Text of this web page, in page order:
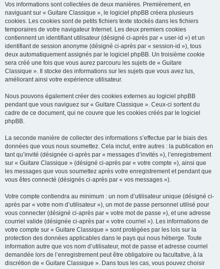
Vos informations sont collectées de deux manières. Premièrement, en
naviguant sur « Guitare Classique », le logiciel phpBB créera plusieurs
cookies. Les cookies sont de petits fichiers texte stockés dans les fichiers
temporaires de votre navigateur Internet. Les deux premiers cookies
contiennent un identifiant utilisateur (désigné ci-après par « user-id ») et un
identifiant de session anonyme (désigné ci-après par « session-id »), tous
deux automatiquement assignés par le logiciel phpBB. Un troisième cookie
sera créé une fois que vous aurez parcouru les sujets de « Guitare
Classique ». Il stocke des informations sur les sujets que vous avez lus,
améliorant ainsi votre expérience utilisateur.
Nous pouvons également créer des cookies externes au logiciel phpBB
pendant que vous naviguez sur « Guitare Classique ». Ceux-ci sortent du
cadre de ce document, qui ne couvre que les cookies créés par le logiciel
phpBB.
La seconde manière de collecter des informations s’effectue par le biais des
données que vous nous soumettez. Cela inclut, entre autres : la publication en
tant qu’invité (désignée ci-après par « messages d’invités »), l’enregistrement
sur « Guitare Classique » (désigné ci-après par « votre compte »), ainsi que
les messages que vous soumettez après votre enregistrement et pendant que
vous êtes connecté (désignés ci-après par « vos messages »).
Votre compte contiendra au minimum : un nom d’utilisateur unique (désigné ci-
après par « votre nom d’utilisateur »), un mot de passe personnel utilisé pour
vous connecter (désigné ci-après par « votre mot de passe »), et une adresse
courriel valide (désignée ci-après par « votre courriel »). Les informations de
votre compte sur « Guitare Classique » sont protégées par les lois sur la
protection des données applicables dans le pays qui nous héberge. Toute
information autre que vos nom d’utilisateur, mot de passe et adresse courriel
demandée lors de l’enregistrement peut être obligatoire ou facultative, à la
discrétion de « Guitare Classique ». Dans tous les cas, vous pouvez choisir